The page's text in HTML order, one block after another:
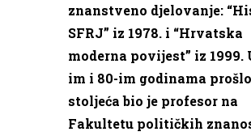
znanstveno djelovanje:
SFRJ” iz 1978. i “Hrvatska
moderna povijest” iz 1999.
im i 80-im godinama
stoljeća bio je profesor na
Fakultetu političkih